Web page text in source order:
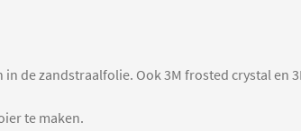
de zandstraalfolie. Ook 3M frosted crystal en
te maken.